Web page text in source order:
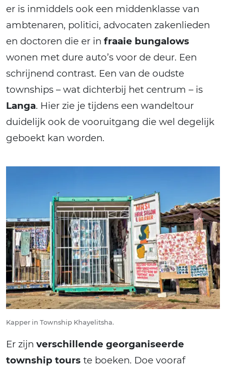
er is inmiddels ook een middenklasse van
ambtenaren, politici, advocaten zakenlieden
en doctoren die er in fraaie bungalows
wonen met dure auto’s voor de deur. Een
schrijnend contrast. Een van de oudste
townships – wat dichterbij het centrum – is
Langa. Hier zie je tijdens een wandeltour
duidelijk ook de vooruitgang die wel degelijk
geboekt kan worden.
Kapper in Township Khayelitsha.
Er zijn verschillende georganiseerde
township tours te boeken. Doe vooraf